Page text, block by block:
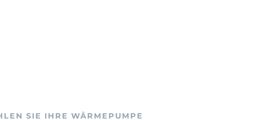
SIE IHRE WÄRMEPUMPE